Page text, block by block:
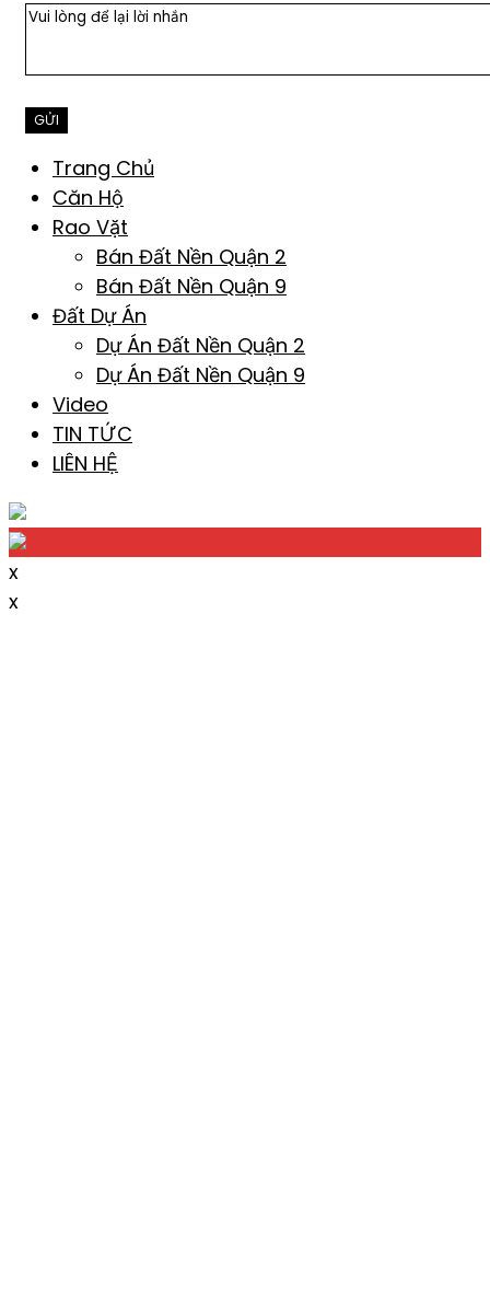
Trang Chủ
Căn Hộ
Rao Vặt
Bán Đất Nền Quận 2
Bán Đất Nền Quận 9
Đất Dự Án
Dự Án Đất Nền Quận 2
Dự Án Đất Nền Quận 9
Video
TIN TỨC
LIÊN HỆ
x
x